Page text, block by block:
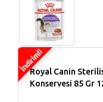
Royal Canin
Konservesi 85 Gr